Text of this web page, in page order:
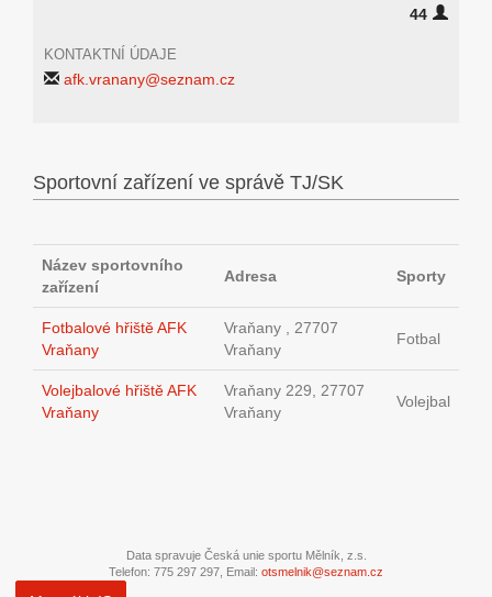
44
KONTAKTNÍ ÚDAJE
afk.vranany@seznam.cz
Sportovní zařízení ve správě TJ/SK
Název sportovního
zařízení
Adresa Sporty
Fotbalové hřiště AFK
Vraňany
Vraňany , 27707
Vraňany
Fotbal
Volejbalové hřiště AFK
Vraňany
Vraňany 229, 27707
Vraňany
Volejbal
Data spravuje Česká unie sportu Mělník, z.s.
Telefon: 775 297 297, Email: otsmelnik@seznam.cz